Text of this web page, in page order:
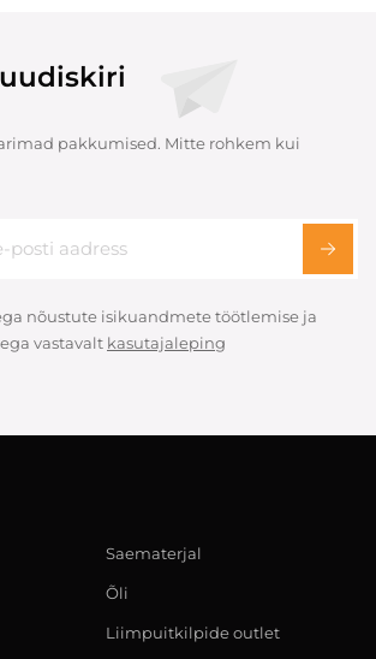
pakkumised. Mitte rohkem kui
nõustute isikuandmete töötlemise ja
vastavalt kasutajaleping
Saematerjal
Õli
Liimpuitkilpide outlet